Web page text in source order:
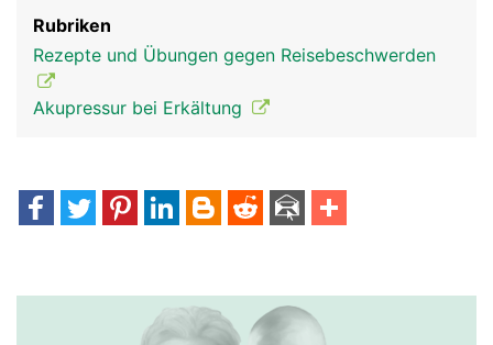
Rubriken
Rezepte und Übungen gegen Reisebeschwerden
Akupressur bei Erkältung